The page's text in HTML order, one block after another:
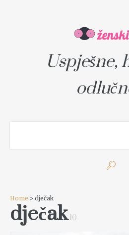
Uspješne,
Home > dječak
dječak10